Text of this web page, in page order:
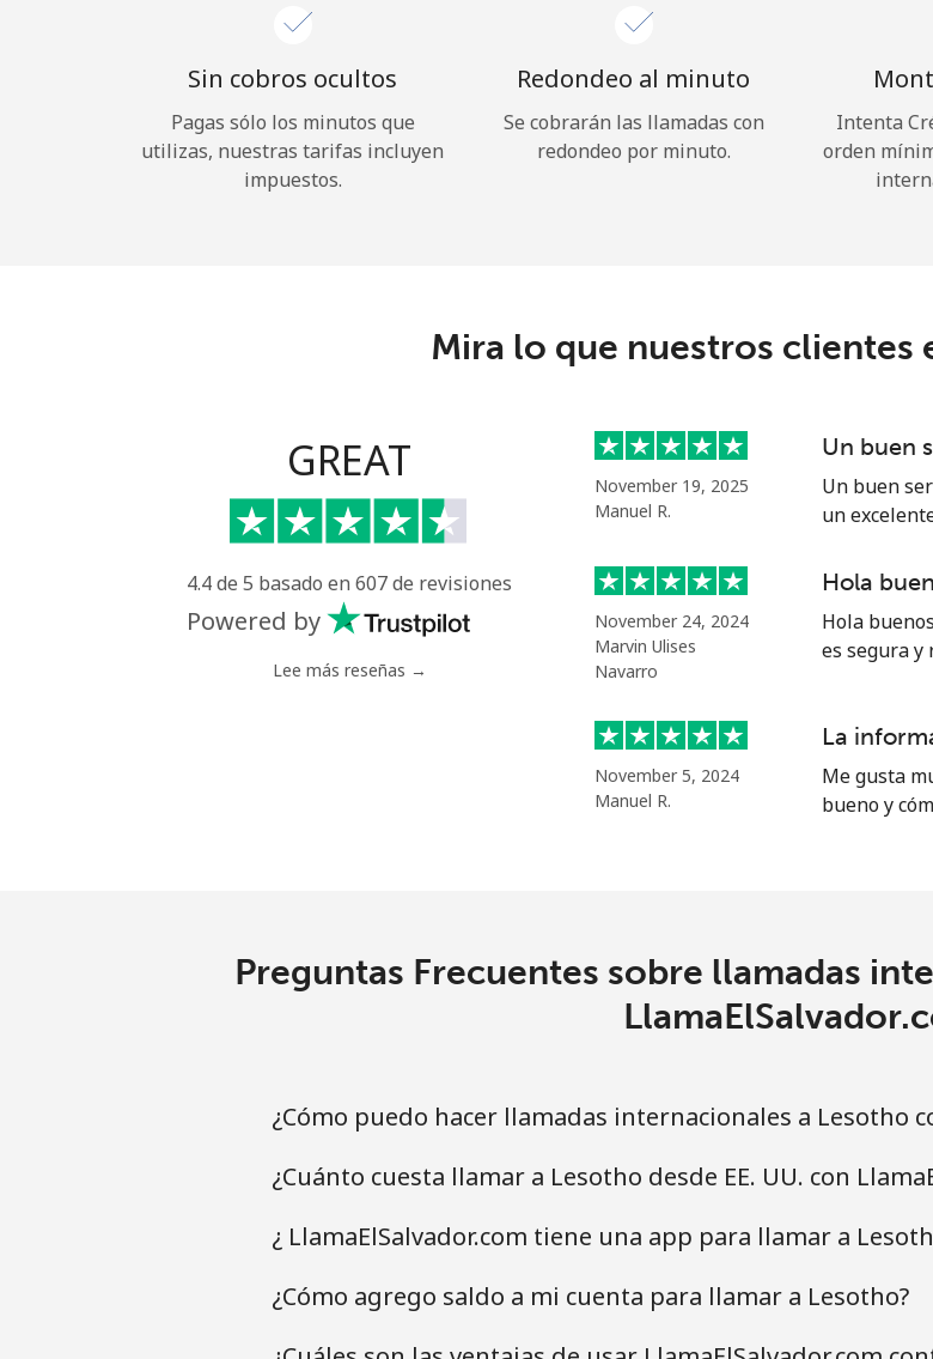
¿Olvidaste tu
Iniciar Sesión
Sin cobros ocultos
Pagas sólo los minutos que
utilizas, nuestras tarifas incluyen
impuestos.
Redondeo al minuto
Se cobrarán las llamadas con
redondeo por minuto.
Intenta
orden
Mira lo que nuestros clientes
GREAT
4.4 de 5 basado en 607 de revisiones
Powered by
Lee más reseñas →
November 19, 2025
Manuel R.
Un buen
Un buen
un
November 24, 2024
Marvin Ulises
Navarro
Hola
Hola
es segura y
November 5, 2024
Manuel R.
La
Me gusta
bueno y
Preguntas Frecuentes sobre llamadas
¿Cómo puedo hacer llamadas internacionales a Lesotho
¿Cuánto cuesta llamar a Lesotho desde EE. UU. con
¿ LlamaElSalvador.com tiene una app para llamar a
¿Cómo agrego saldo a mi cuenta para llamar a Lesotho?